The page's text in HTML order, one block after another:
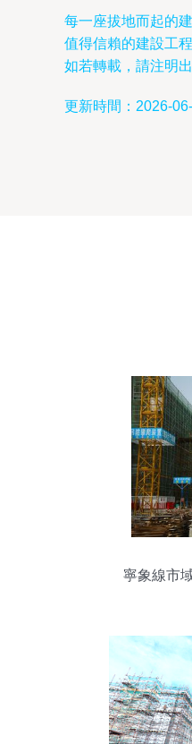
每一座拔地而起的
值得信賴的建設工
如若轉載，請注明
更新時間：2026-
寧象線市